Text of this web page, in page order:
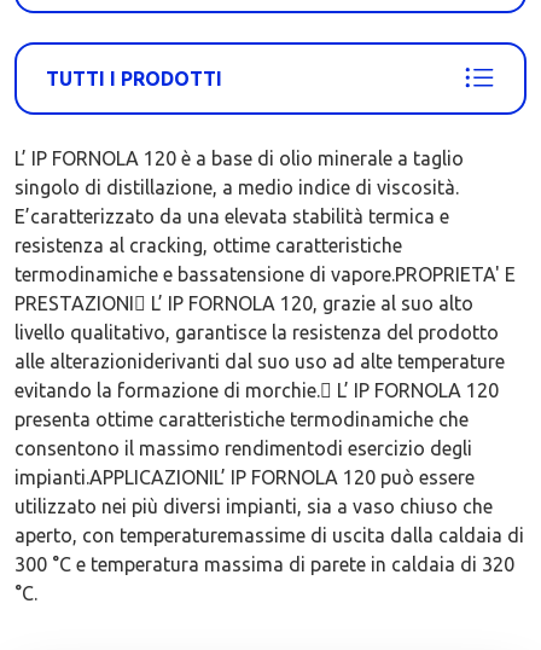
TUTTI I PRODOTTI
L’ IP FORNOLA 120 è a base di olio minerale a taglio
singolo di distillazione, a medio indice di viscosità.
E’caratterizzato da una elevata stabilità termica e
resistenza al cracking, ottime caratteristiche
termodinamiche e bassatensione di vapore.PROPRIETA' E
PRESTAZIONI L’ IP FORNOLA 120, grazie al suo alto
livello qualitativo, garantisce la resistenza del prodotto
alle alterazioniderivanti dal suo uso ad alte temperature
evitando la formazione di morchie. L’ IP FORNOLA 120
presenta ottime caratteristiche termodinamiche che
consentono il massimo rendimentodi esercizio degli
impianti.APPLICAZIONIL’ IP FORNOLA 120 può essere
utilizzato nei più diversi impianti, sia a vaso chiuso che
aperto, con temperaturemassime di uscita dalla caldaia di
300 °C e temperatura massima di parete in caldaia di 320
°C.